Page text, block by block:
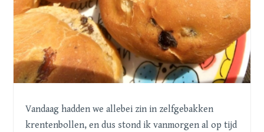
Vandaag hadden we allebei zin in zelfgebakken
krentenbollen, en dus stond ik vanmorgen al op tijd